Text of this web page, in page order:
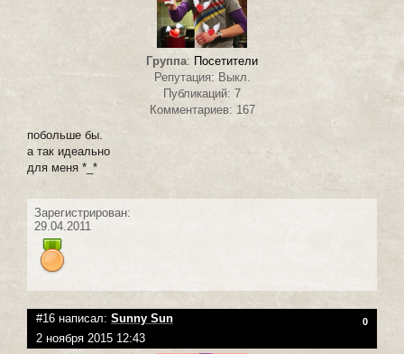
Группа: Посетители
Репутация: Выкл.
Публикаций: 7
Комментариев: 167
побольше бы.
а так идеально
для меня *_*
Зарегистрирован:
29.04.2011
#16 написал: Sunny Sun 0
2 ноября 2015 12:43